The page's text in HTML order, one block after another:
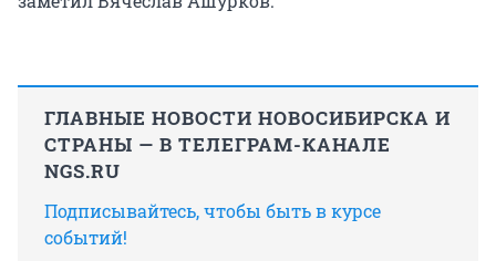
ГЛАВНЫЕ НОВОСТИ НОВОСИБИРСКА И
СТРАНЫ — В ТЕЛЕГРАМ-КАНАЛЕ
NGS.RU
Подписывайтесь, чтобы быть в курсе
событий!